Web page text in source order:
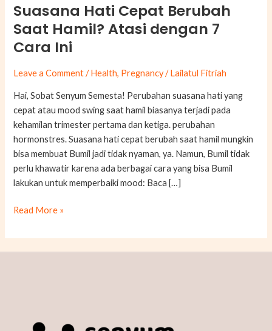
Suasana Hati Cepat Berubah
Saat Hamil? Atasi dengan 7
Cara Ini
Leave a Comment /Health, Pregnancy/Lailatul Fitriah
Hai, Sobat Senyum Semesta! Perubahan suasana hati yang
cepat atau mood swing saat hamil biasanya terjadi pada
kehamilan trimester pertama dan ketiga. perubahan
hormonstres. Suasana hati cepat berubah saat hamil mungkin
bisa membuat Bumil jadi tidak nyaman, ya. Namun, Bumil tidak
perlu khawatir karena ada berbagai cara yang bisa Bumil
lakukan untuk memperbaiki mood: Baca […]
Suasana
Hati
Cepat
Berubah
Atasi
dengan
7
Cara
Ini
Read More »